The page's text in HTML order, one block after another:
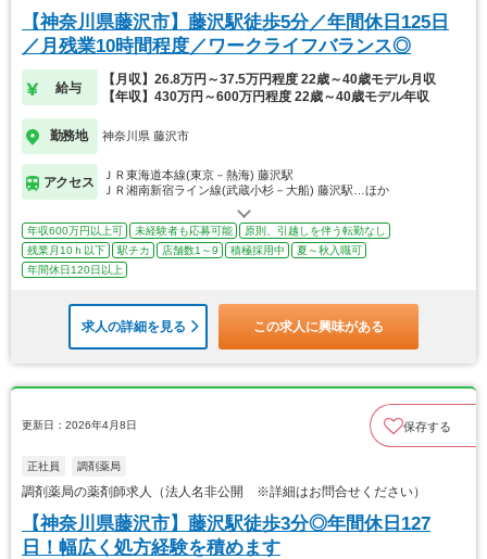
【神奈川県藤沢市】藤沢駅徒歩5分／年間休日125日
／月残業10時間程度／ワークライフバランス◎
給与
【月収】26.8万円～37.5万円程度 22歳～40歳モデル月収
【年収】430万円～600万円程度 22歳～40歳モデル年収
勤務地 神奈川県 藤沢市
アクセス
ＪＲ東海道本線(東京－熱海) 藤沢駅
ＪＲ湘南新宿ライン線(武蔵小杉－大船) 藤沢駅…ほか
年収600万円以上可 未経験者も応募可能
原則、引越しを伴う転勤なし
残業月10ｈ以下
駅チカ 店舗数1～9 積極採用中
夏～秋入職可
年間休日120日以上
求人の詳細を見る この求人に興味がある
更新日：2026年4月8日 保存する
正社員 調剤薬局
調剤薬局の薬剤師求人（法人名非公開 ※詳細はお問合せください）
【神奈川県藤沢市】藤沢駅徒歩3分◎年間休日127
日！幅広く処方経験を積めます